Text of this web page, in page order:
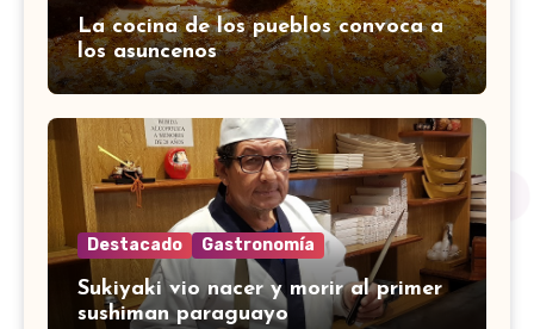
La cocina de los pueblos convoca a
los asuncenos
Destacado Gastronomía
Sukiyaki vio nacer y morir al primer
sushiman paraguayo